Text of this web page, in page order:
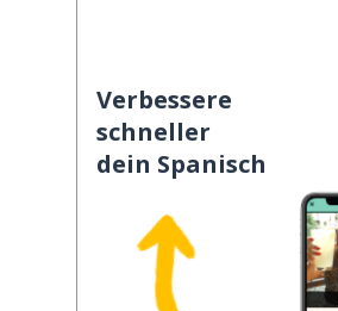
Verbessere
schneller
dein Spanisch